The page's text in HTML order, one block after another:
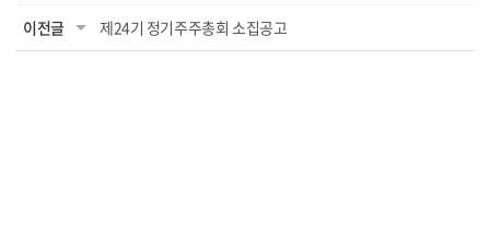
이전글 제24기 정기주주총회 소집공고